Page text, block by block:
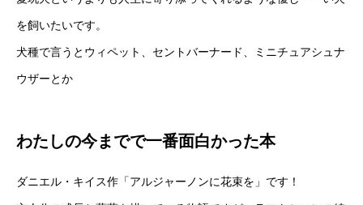
を飼いたいです。
犬種で言うとウィペット、セントバーナード、ミニチュアシュナ
ウザーとか
わたしの今までで一番面白かった本
ダニエル・キイス作「アルジャーノンに花束を」です！